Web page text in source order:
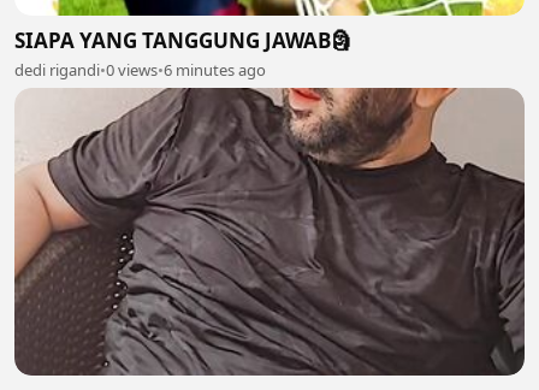
SIAPA YANG TANGGUNG JAWAB🗿
dedi rigandi•0 views•6 minutes ago